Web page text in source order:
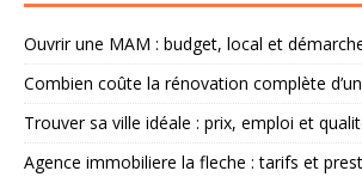
Ouvrir une MAM : budget, local et
Combien coûte la rénovation complète
Trouver sa ville idéale : prix, emploi et
Agence immobiliere la fleche : tarifs et